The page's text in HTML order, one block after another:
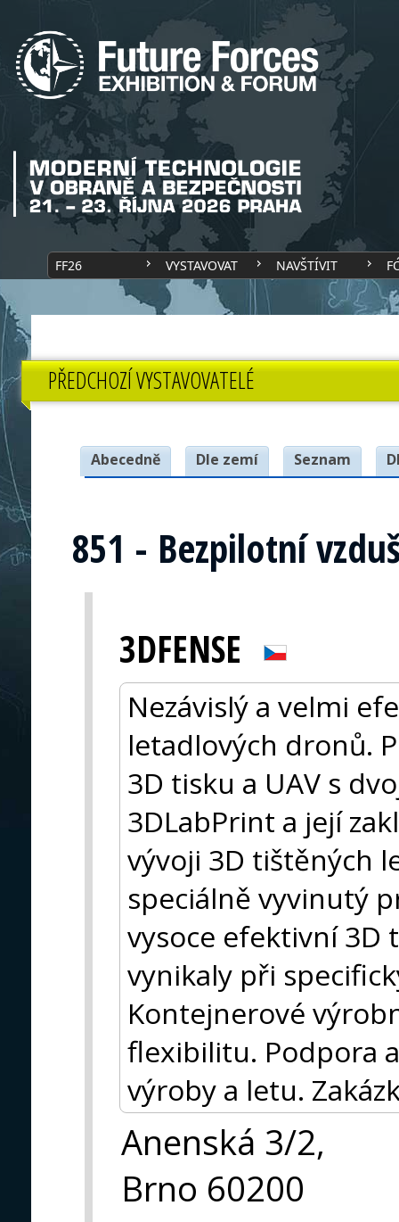
FF26 VYSTAVOVAT NAVŠTÍVIT
PŘEDCHOZÍ VYSTAVOVATELÉ
Abecedně Dle zemí Seznam
851 - Bezpilotní
3DFENSE
Nezávislý a velmi
letadlových dronů.
3D tisku a UAV s
3DLabPrint a její
vývoji 3D tištěných
speciálně vyvinutý
vysoce efektivní 3D
vynikaly při
Kontejnerové
flexibilitu. Podpora
výroby a letu.
Anenská 3/2,
Brno 60200